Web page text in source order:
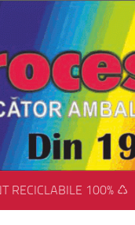
RECICLABILE 100% ♺